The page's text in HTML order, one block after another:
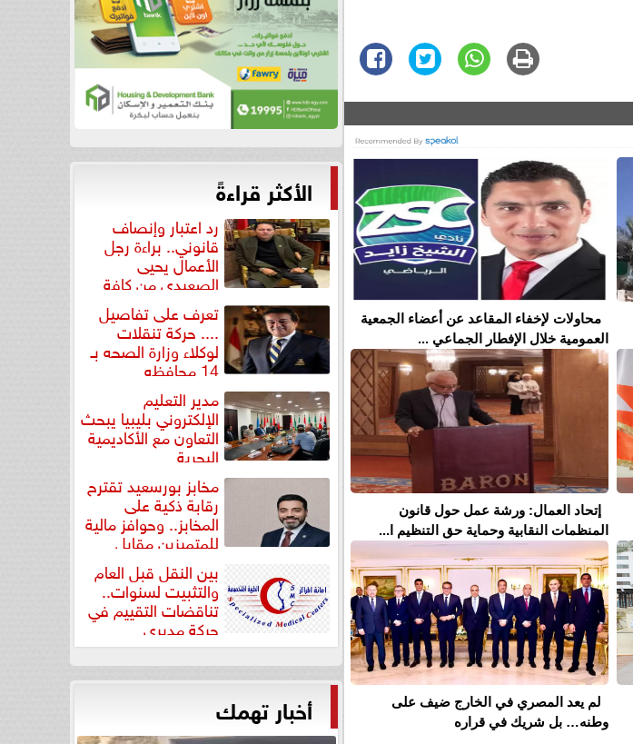
محاولات لإخفاء المقاعد عن أعضاء الجمعية
العمومية خلال الإفطار الجماعي ...
إتحاد العمال: ورشة عمل حول قانون
المنظمات النقابية وحماية حق التنظيم ا...
لم يعد المصري في الخارج ضيف على
وطنه… بل شريك في قراره
الأكثر قراءةً
رد اعتبار وإنصاف
قانوني.. براءة رجل
الأعمال يحيى
الصعيدي من كافة
التهم... تعرف على تفاصيل
.... حركة تنقلات
لوكلاء وزارة الصحه بـ
14 محافظه
مدير التعليم
الإلكتروني بليبيا يبحث
التعاون مع الأكاديمية
البحرية
مخابز بورسعيد تقترح
رقابة ذكية على
المخابز.. وحوافز مالية
للمتميزين مقابل
بين النقل قبل العام
والتثبيت لسنوات..
تناقضات التقييم في
حركة مديري
”مستشفيات...
أخبار تهمك